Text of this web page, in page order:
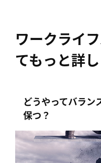
ワークライ
てもっと詳し
どうやってバラン
保つ？